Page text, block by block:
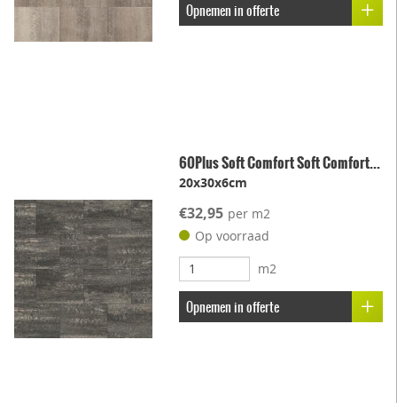
Opnemen in offerte
60Plus Soft Comfort Soft Comfort...
20x30x6cm
€32,95 per m2
Op voorraad
m2
Opnemen in offerte